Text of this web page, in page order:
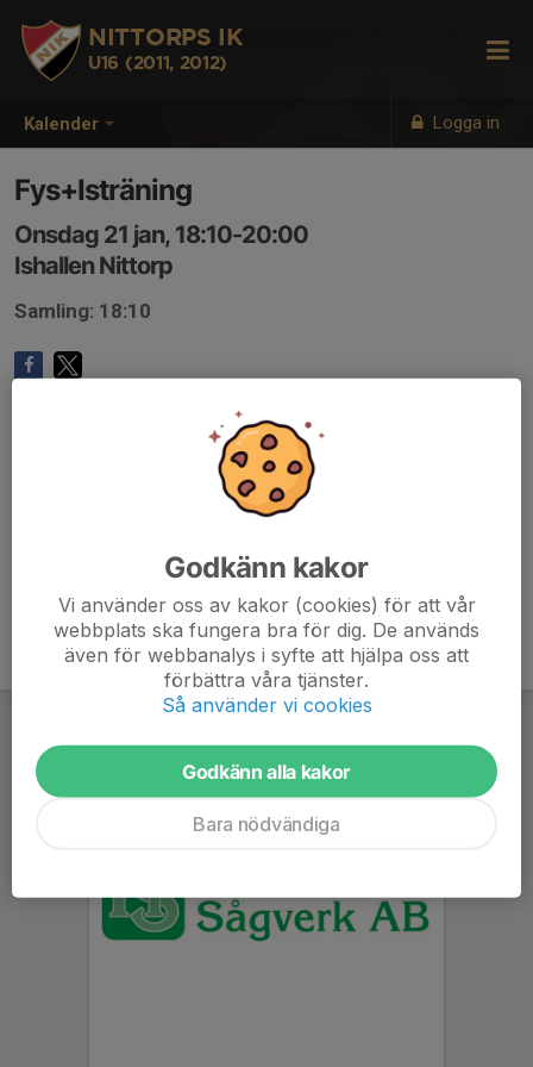
Kalender Logga in
NITTORPS IK
U16 (2011, 2012)
Fys+Isträning
Onsdag 21 jan, 18:10-20:00
Ishallen Nittorp
Samling: 18:10
Godkänn kakor
Vi använder oss av kakor (cookies) för att vår
webbplats ska fungera bra för dig. De används
även för webbanalys i syfte att hjälpa oss att
förbättra våra tjänster.
Så använder vi cookies
Godkänn alla kakor
Bara nödvändiga